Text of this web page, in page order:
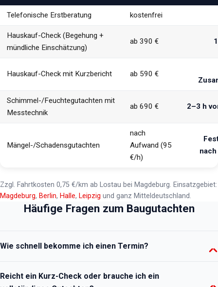
Telefonische Erstberatung kostenfrei
Hauskauf-Check (Begehung +
mündliche Einschätzung)
ab 390 €
Hauskauf-Check mit Kurzbericht ab 590 €
Schimmel-/Feuchtegutachten mit
Messtechnik
ab 690 € 2–3 h
Mängel-/Schadensgutachten
nach
Aufwand (95
€/h)
Zzgl. Fahrtkosten 0,75 €/km ab Lostau bei Magdeburg. Einsatzgebiet:
Magdeburg, Berlin, Halle, Leipzig und ganz Mitteldeutschland.
Häufige Fragen zum Baugutachten
Wie schnell bekomme ich einen Termin?
warten können – meist innerhalb von 3–5 Werktagen. Rufen Sie bei
Reicht ein Kurz-Check oder brauche ich ein